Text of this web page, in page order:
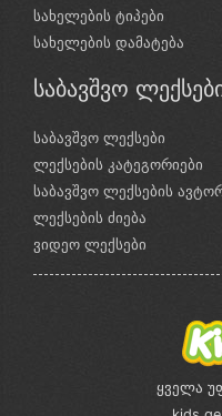
სახელების ტიპები
სახელების დამატება
საბავშვო
საბავშვო ლექსები
ლექსების კატეგორიები
საბავშვო ლექსების
ლექსების ძიება
ვიდეო ლექსები
ყველა